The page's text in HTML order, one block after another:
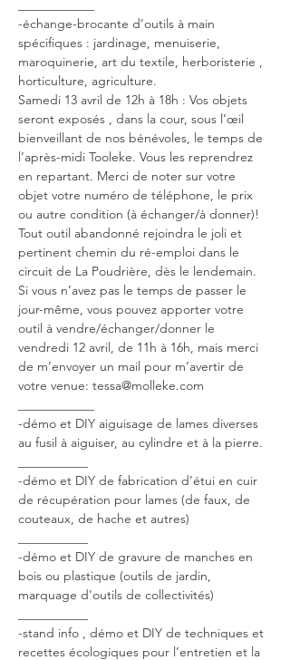
-échange-brocante d’outils à main
spécifiques : jardinage, menuiserie,
maroquinerie, art du textile, herboristerie ,
horticulture, agriculture.
Samedi 13 avril de 12h à 18h : Vos objets
seront exposés , dans la cour, sous l’œil
bienveillant de nos bénévoles, le temps de
l’après-midi Tooleke. Vous les reprendrez
en repartant. Merci de noter sur votre
objet votre numéro de téléphone, le prix
ou autre condition (à échanger/à donner)!
Tout outil abandonné rejoindra le joli et
pertinent chemin du ré-emploi dans le
circuit de La Poudrière, dès le lendemain.
Si vous n’avez pas le temps de passer le
jour-même, vous pouvez apporter votre
outil à vendre/échanger/donner le
vendredi 12 avril, de 11h à 16h, mais merci
de m’envoyer un mail pour m’avertir de
votre venue: tessa@molleke.com
-démo et DIY aiguisage de lames diverses
au fusil à aiguiser, au cylindre et à la pierre.
-démo et DIY de fabrication d’étui en cuir
de récupération pour lames (de faux, de
couteaux, de hache et autres)
-démo et DIY de gravure de manches en
bois ou plastique (outils de jardin,
marquage d’outils de collectivités)
-stand info , démo et DIY de techniques et
recettes écologiques pour l’entretien et la